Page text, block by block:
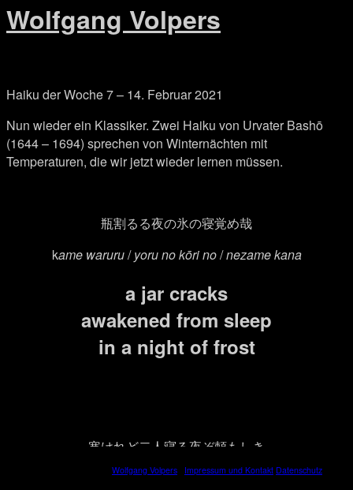
Wolfgang Volpers
Haiku der Woche 7 – 14. Februar 2021
Nun wieder ein Klassiker. Zwei Haiku von Urvater Bashō
(1644 – 1694) sprechen von Winternächten mit
Temperaturen, die wir jetzt wieder lernen müssen.
瓶割るる夜の氷の寝覚め哉
kame waruru/yoru no kōri no/nezame kana
a jar cracks
awakened from sleep
in a night of frost
寒けれど二人寝る夜ぞ頼もしき
samukeredo/futari neru yo zo/tanomoshiki
Wolfgang Volpers Impressum und Kontakt Datenschutz